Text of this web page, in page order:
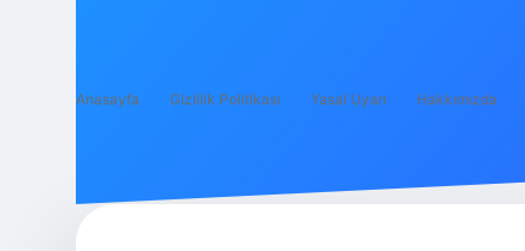
Anasayfa Gizlilik Politikası Yasal Uyarı Hakkımızda